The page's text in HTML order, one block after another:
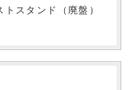
スタンド（廃盤）